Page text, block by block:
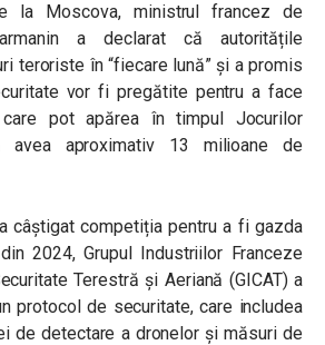
la Moscova, ministrul francez de
a declarat că autoritățile
teroriste în “fiecare lună” și a promis
vor fi pregătite pentru a face
pot apărea în timpul Jocurilor
avea aproximativ 13 milioane de
câștigat competiția pentru a fi gazda
2024, Grupul Industriilor Franceze
Terestră și Aeriană (GICAT) a
protocol de securitate, care includea
de detectare a dronelor și măsuri de